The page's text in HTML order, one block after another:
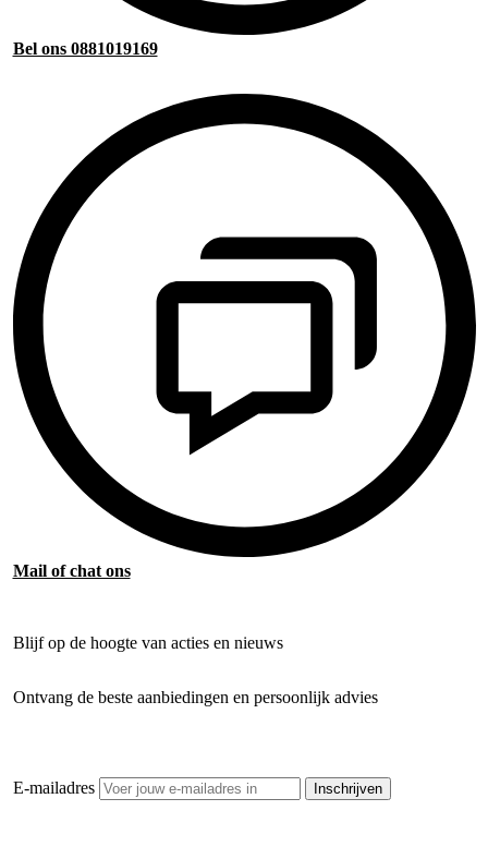
Bel ons 0881019169
Mail of chat ons
Blijf op de hoogte van acties en nieuws
Ontvang de beste aanbiedingen en persoonlijk advies
E-mailadres Inschrijven